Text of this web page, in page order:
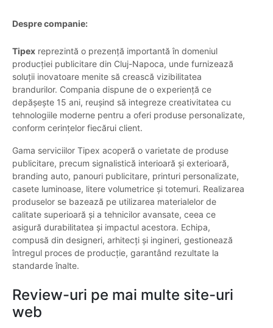
Despre companie:
Tipex reprezintă o prezență importantă în domeniul
producției publicitare din Cluj-Napoca, unde furnizează
soluții inovatoare menite să crească vizibilitatea
brandurilor. Compania dispune de o experiență ce
depășește 15 ani, reușind să integreze creativitatea cu
tehnologiile moderne pentru a oferi produse personalizate,
conform cerințelor fiecărui client.
Gama serviciilor Tipex acoperă o varietate de produse
publicitare, precum signalistică interioară și exterioară,
branding auto, panouri publicitare, printuri personalizate,
casete luminoase, litere volumetrice și totemuri. Realizarea
produselor se bazează pe utilizarea materialelor de
calitate superioară și a tehnicilor avansate, ceea ce
asigură durabilitatea și impactul acestora. Echipa,
compusă din designeri, arhitecți și ingineri, gestionează
întregul proces de producție, garantând rezultate la
standarde înalte.
Review-uri pe mai multe site-uri
web